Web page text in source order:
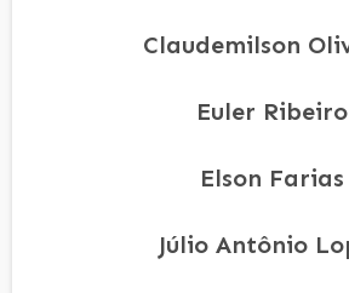
Claudemilson
Euler Ribeiro
Elson Farias
Júlio Antônio